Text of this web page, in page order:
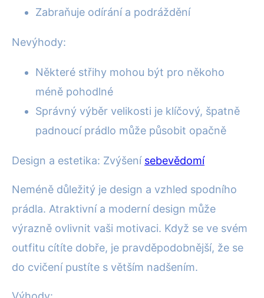
Zabraňuje odírání a podráždění
Nevýhody:
Některé střihy mohou být pro někoho
méně pohodlné
Správný výběr velikosti je klíčový, špatně
padnoucí prádlo může působit opačně
Design a estetika: Zvýšení sebevědomí
Neméně důležitý je design a vzhled spodního
prádla. Atraktivní a moderní design může
výrazně ovlivnit vaši motivaci. Když se ve svém
outfitu cítíte dobře, je pravděpodobnější, že se
do cvičení pustíte s větším nadšením.